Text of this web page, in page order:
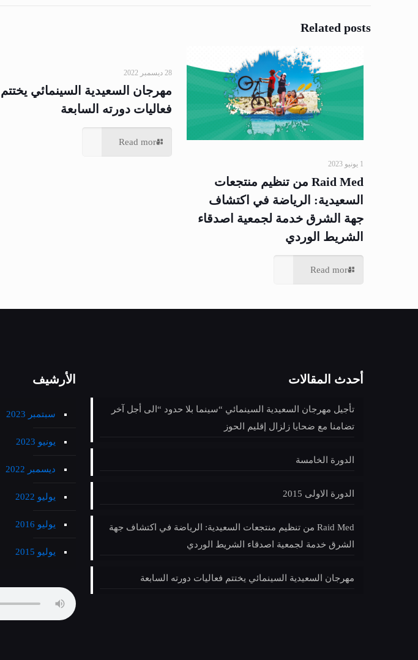
Related posts
1 يونيو 2023
Raid Med من تنظيم منتجعات
السعيدية: الرياضة في اكتشاف
جهة الشرق خدمة لجمعية اصدقاء
الشريط الوردي
Read more
28 ديسمبر 2022
مهرجان السعيدية السينمائي يختتم
فعاليات دورته السابعة
Read more
أحدث المقالات
تأجيل مهرجان السعيدية السينمائي “سينما بلا حدود “الى أجل آخر
تضامنا مع ضحايا زلزال إقليم الحوز
الدورة الخامسة
الدورة الاولى 2015
Raid Med من تنظيم منتجعات السعيدية: الرياضة في اكتشاف جهة
الشرق خدمة لجمعية اصدقاء الشريط الوردي
مهرجان السعيدية السينمائي يختتم فعاليات دورته السابعة
الأرشيف
سبتمبر 2023
يونيو 2023
ديسمبر 2022
يوليو 2022
يوليو 2016
يوليو 2015